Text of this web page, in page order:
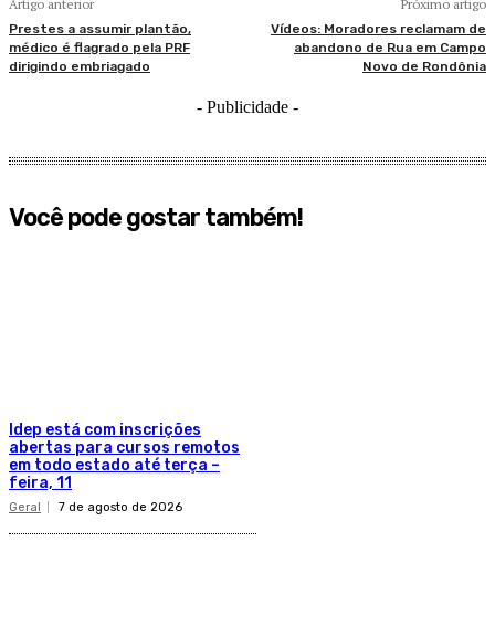
Artigo anterior
Prestes a assumir plantão,
médico é flagrado pela PRF
dirigindo embriagado
Próximo artigo
Vídeos: Moradores reclamam de
abandono de Rua em Campo
Novo de Rondônia
- Publicidade -
Você pode gostar também!
Idep está com inscrições
abertas para cursos remotos
em todo estado até terça –
feira, 11
Geral 7 de agosto de 2026